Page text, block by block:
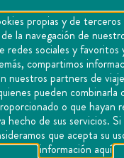
propias y de
la navegación de
redes sociales y favoritos
compartimos
nuestros partners de
pueden
o que hayan
hecho de sus servicios.
que acepta su
información aquí